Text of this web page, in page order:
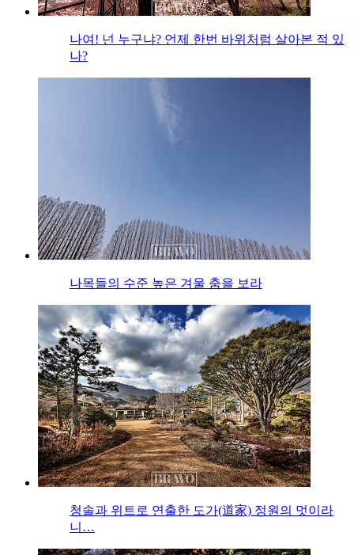
나여! 넌 누구냐? 언제 한번 바위처럼 살아본 적 있
나?
나목들의 수준 높은 겨울 춤을 보라
청솔과 위트로 연출한 도가(道家) 정원의 멋이라
니…